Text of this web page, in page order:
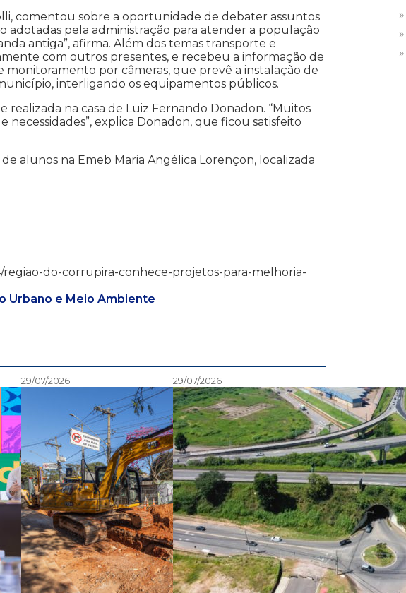
comentou sobre a oportunidade de debater assuntos
adotadas pela administração para atender a população
antiga”, afirma. Além dos temas transporte e
com outros presentes, e recebeu a informação de
por câmeras, que prevê a instalação de
interligando os equipamentos públicos.
na casa de Luiz Fernando Donadon. “Muitos
explica Donadon, que ficou satisfeito
alunos na Emeb Maria Angélica Lorençon, localizada
regiao-do-corrupira-conhece-projetos-para-melhoria-
Urbano e Meio Ambiente
29/07/2026 29/07/2026